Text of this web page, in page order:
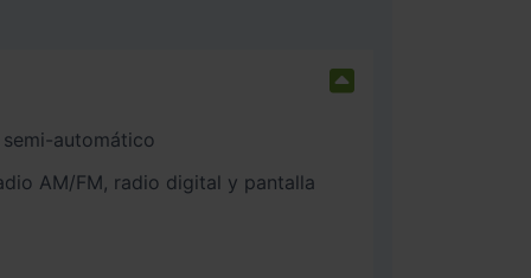
automático